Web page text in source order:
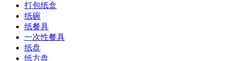
打包纸盒
纸碗
纸餐具
一次性餐具
纸盘
纸方盘